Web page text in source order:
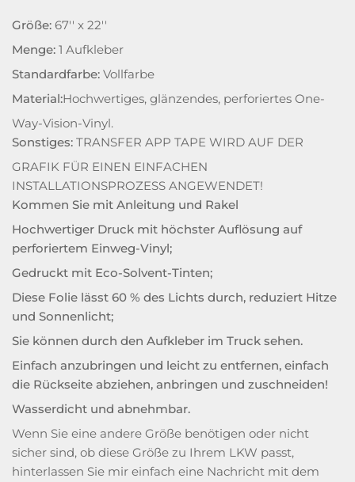
Größe: 67'' x 22''
Menge: 1 Aufkleber
Standardfarbe: Vollfarbe
Material:Hochwertiges, glänzendes, perforiertes One-
Way-Vision-Vinyl.
Sonstiges: TRANSFER APP TAPE WIRD AUF DER
GRAFIK FÜR EINEN EINFACHEN
INSTALLATIONSPROZESS ANGEWENDET!
Kommen Sie mit Anleitung und Rakel
Hochwertiger Druck mit höchster Auflösung auf
perforiertem Einweg-Vinyl;
Gedruckt mit Eco-Solvent-Tinten;
Diese Folie lässt 60 % des Lichts durch, reduziert Hitze
und Sonnenlicht;
Sie können durch den Aufkleber im Truck sehen.
Einfach anzubringen und leicht zu entfernen, einfach
die Rückseite abziehen, anbringen und zuschneiden!
Wasserdicht und abnehmbar.
Wenn Sie eine andere Größe benötigen oder nicht
sicher sind, ob diese Größe zu Ihrem LKW passt,
hinterlassen Sie mir einfach eine Nachricht mit dem